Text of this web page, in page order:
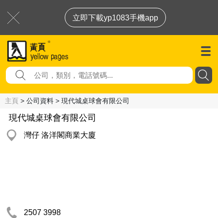
立即下載yp1083手機app
主頁 > 公司資料 > 現代城桌球會有限公司
現代城桌球會有限公司
灣仔 洛洋閣商業大廈
2507 3998